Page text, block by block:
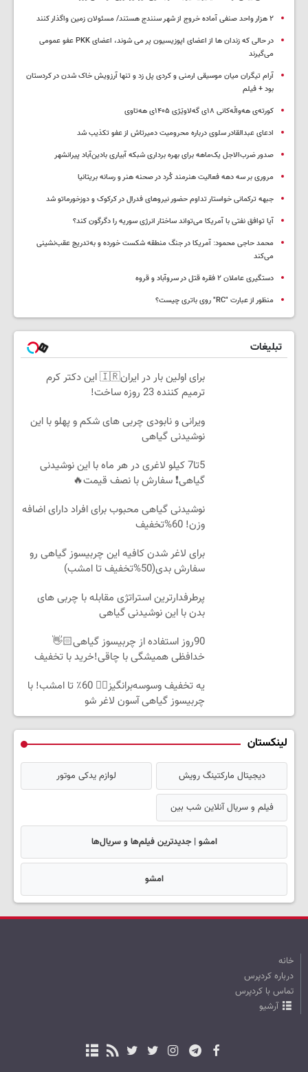
۲ هزار واحد صنفی آماده خروج از شهر سنندج هستند/ مسئولان زمین واگذار کنند
در حالی که زندان ها از اعضای اپوزیسیون پر می شوند، اعضای PKK عفو عمومی
می‌گیرند
آرام تیگران میان موسیقی ارمنی و کردی پل زد و تنها آرزویش خاک شدن در کردستان
بود + فیلم
کورتەی هەواڵەکانی ۱۸ی گەلاوێژی ۱۴۰۵ی هەتاوی
ادعای عبدالقادر سلوی درباره محرومیت دمیرتاش از عفو تکذیب شد
صدور ضرب‌الاجل یک‌ماهه برای بهره برداری شبکه آبیاری بادین‌آباد پیرانشهر
مروری بر سه دهه فعالیت هنرمند کُرد در صحنه هنر و رسانه بریتانیا
جبهه ترکمانی خواستار تداوم حضور نیروهای فدرال در کرکوک و دوزخورماتو شد
آیا توافق نفتی با آمریکا می‌تواند ساختار انرژی سوریه را دگرگون کند؟
محمد حاجی محمود: آمریکا در جنگ منطقه شکست خورده و به‌تدریج عقب‌نشینی
می‌کند
دستگیری عاملان ۲ فقره قتل در سروآباد و قروه
منظور از عبارت "RC" روی باتری چیست؟
تبلیغات
برای اولین بار در ایران🇮🇷 این دکتر کرم
ترمیم کننده 23 روزه ساخت!
ویرانی و نابودی چربی های شکم و پهلو با این
نوشیدنی گیاهی
5تا7 کیلو لاغری در هر ماه با این نوشیدنی
گیاهی❗ سفارش با نصف قیمت🔥
نوشیدنی گیاهی محبوب برای افراد دارای اضافه
وزن! 60%تخفیف
برای لاغر شدن کافیه این چربیسوز گیاهی رو
سفارش بدی(50%تخفیف تا امشب)
پرطرفدارترین استراتژی مقابله با چربی های
بدن با این نوشیدنی گیاهی
90روز استفاده از چربیسوز گیاهی👋🏻
خدافظی همیشگی با چاقی!خرید با تخفیف
یه تخفیف وسوسه‌برانگیز👈🏻 60٪ تا امشب! با
چربیسوز گیاهی آسون لاغر شو
لینکستان
دیجیتال مارکتینگ رویش لوازم یدکی موتور
فیلم و سریال آنلاین شب بین
امشو | جدیدترین فیلم‌ها و سریال‌ها
امشو
خانه
درباره کردپرس
تماس با کردپرس
آرشیو